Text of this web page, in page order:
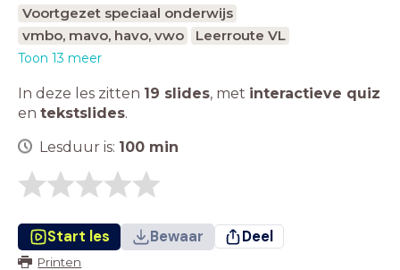
Voortgezet speciaal onderwijs
vmbo, mavo, havo, vwo
Leerroute VL
Toon 13 meer
In deze les zitten 19 slides, met interactieve quiz
en tekstslides.
Lesduur is: 100 min
Start les Bewaar Deel
Printen